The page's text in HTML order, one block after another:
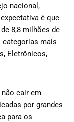
nacional,
é que
8,8 milhões de
categorias mais
Eletrônicos,
cair em
por grandes
para os